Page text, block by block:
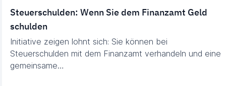
Steuerschulden: Wenn Sie dem Finanzamt Geld
schulden
Initiative zeigen lohnt sich: Sie können bei
Steuerschulden mit dem Finanzamt verhandeln und eine
gemeinsame…